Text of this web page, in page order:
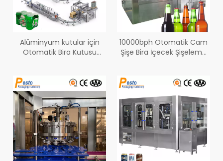
Alüminyum kutular için
Otomatik Bira Kutusu
10000bph Otomatik Cam
Şişe Bira İçecek Şişeleme